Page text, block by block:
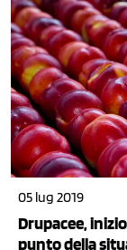
05 lug 2019
Drupacee,
punto della